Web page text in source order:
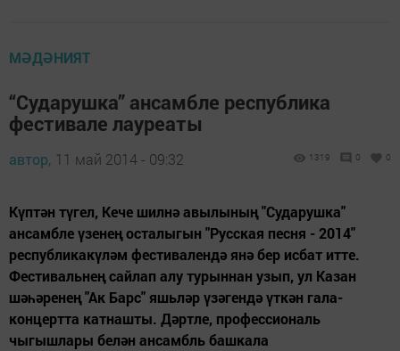
МӘДӘНИЯТ
“Сударушка” ансамбле республика
фестивале лауреаты
автор, 11 май 2014 - 09:32 1319 0 0
Күптән түгел, Кече шилнә авылының "Сударушка"
ансамбле үзенең осталыгын "Русская песня - 2014"
республикакүләм фестивалендә янә бер исбат итте.
Фестивальнең сайлап алу турыннан узып, ул Казан
шәһәренең "Ак Барс" яшьләр үзәгендә үткән гала-
концертта катнашты. Дәртле, профессиональ
чыгышлары белән ансамбль башкала